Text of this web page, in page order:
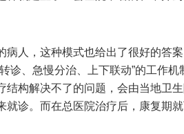
病人，这种模式也给出了很好的答
诊、急慢分治、上下联动”的工作
结构解决不了的问题，会由当地卫
就诊。而在总医院治疗后，康复期